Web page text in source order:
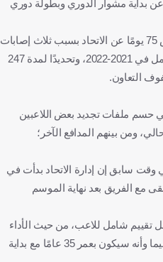
بداية مشوار الدوري وبطولة دوري
حتى في الموسم الماضي، غاب كادش 75 يومًا عن الاتحاد بسبب ثلاث إصابات
مختلفة، وقبل ذلك غاب نحو موسم كامل في 2021-2022، وتحديدًا لمدة 247
التعاون.
حسم ملفات تجديد بعض اللاعبين
ومن بينهم المدافع الآخر؛
وقت سابق إن إدارة الاتحاد بدأت في
مع الفريق بعد نهاية الموسم
تقييم شامل للاعب، من حيث الأداء
الذي يقدمه، وكذلك حالته البدنية، لا سيما وأنه سيكون بعمر 35 عامًا مع بداية